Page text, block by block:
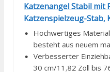
Katzenangel Stabil mit
Katzenspielzeug-Stab,
Hochwertiges
besteht aus neuem
Verbesserter
30 cm/11,82 Zoll bis